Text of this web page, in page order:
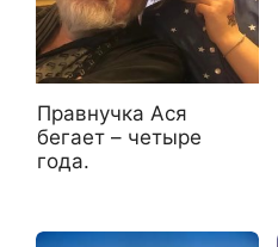
Правнучка Ася
бегает – четыре
года.